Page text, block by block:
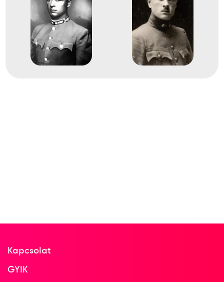
Kapcsolat
GYIK